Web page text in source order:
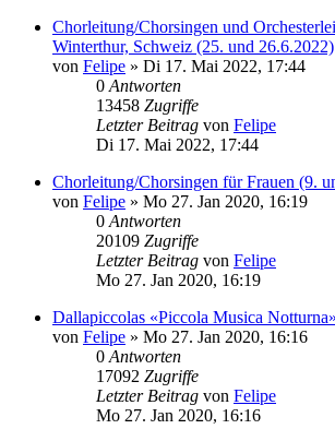
Chorleitung/Chorsingen und
Winterthur, Schweiz (25. und 26.6.2022)
von Felipe » Di 17. Mai 2022, 17:44
0 Antworten
13458 Zugriffe
Letzter Beitrag von Felipe
Di 17. Mai 2022, 17:44
Chorleitung/Chorsingen für Frauen (9.
von Felipe » Mo 27. Jan 2020, 16:19
0 Antworten
20109 Zugriffe
Letzter Beitrag von Felipe
Mo 27. Jan 2020, 16:19
Dallapiccolas «Piccola Musica Notturna»
von Felipe » Mo 27. Jan 2020, 16:16
0 Antworten
17092 Zugriffe
Letzter Beitrag von Felipe
Mo 27. Jan 2020, 16:16